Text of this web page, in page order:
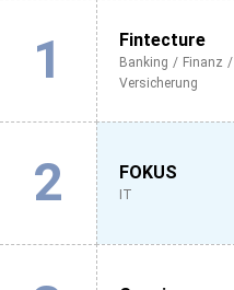
1 Fintecture
Banking / Finanz /
Versicherung
2 FOKUS
IT